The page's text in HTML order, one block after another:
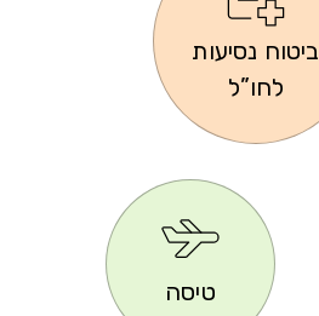
ביטוח נסיעות
לחו”ל
טיסה